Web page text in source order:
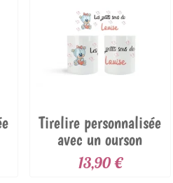
Tirelire personnalisée
avec un ourson
peluche
13,90 €